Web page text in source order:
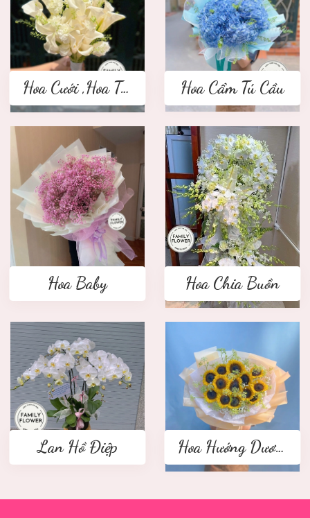
Hoa Cưới ,Hoa Tay Cầm Cô Dâu Hoa Cẩm Tú Cầu
Hoa Baby Hoa Chia Buồn
Lan Hồ Điệp Hoa Hướng Dương